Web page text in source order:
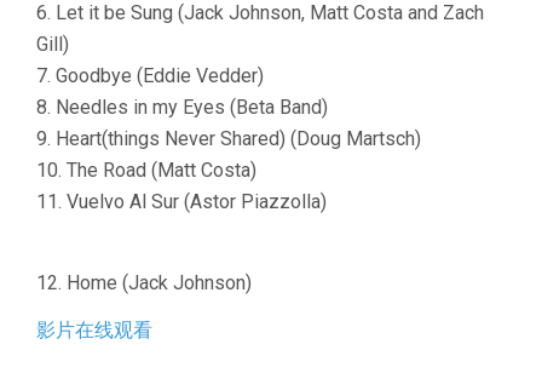
6. Let it be Sung (Jack Johnson, Matt Costa and Zach
Gill)
7. Goodbye (Eddie Vedder)
8. Needles in my Eyes (Beta Band)
9. Heart(things Never Shared) (Doug Martsch)
10. The Road (Matt Costa)
11. Vuelvo Al Sur (Astor Piazzolla)
12. Home (Jack Johnson)
影片在线观看